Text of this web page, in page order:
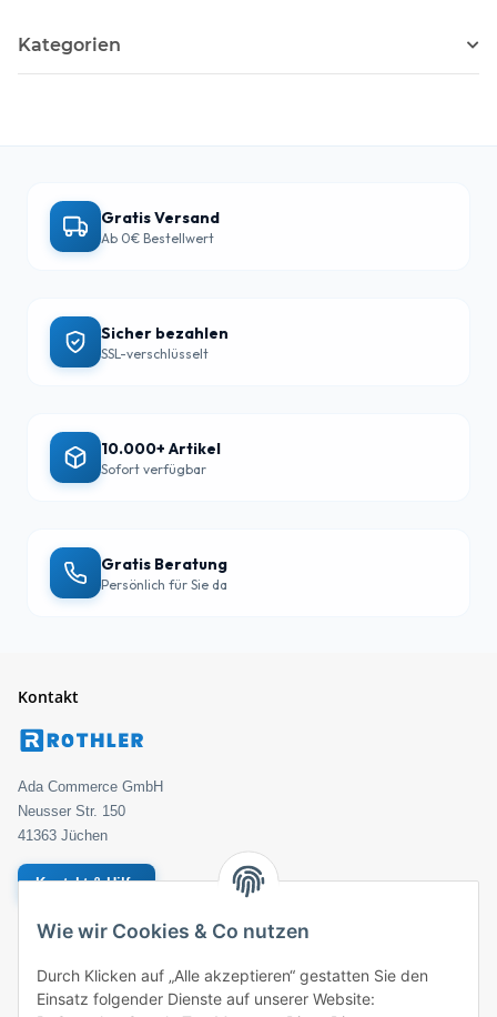
Kategorien
Gratis Versand
Ab 0€ Bestellwert
Sicher bezahlen
SSL-verschlüsselt
10.000+ Artikel
Sofort verfügbar
Gratis Beratung
Persönlich für Sie da
Kontakt
Ada Commerce GmbH
Neusser Str. 150
41363 Jüchen
Kontakt & Hilfe
Geprüfter Händler
Bestellung
ROTHLER
Wie wir Cookies & Co nutzen
Durch Klicken auf „Alle akzeptieren“ gestatten Sie den
Einsatz folgender Dienste auf unserer Website: